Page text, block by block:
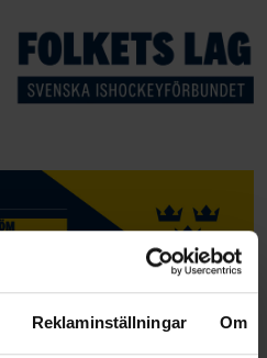
Reklaminställningar Om